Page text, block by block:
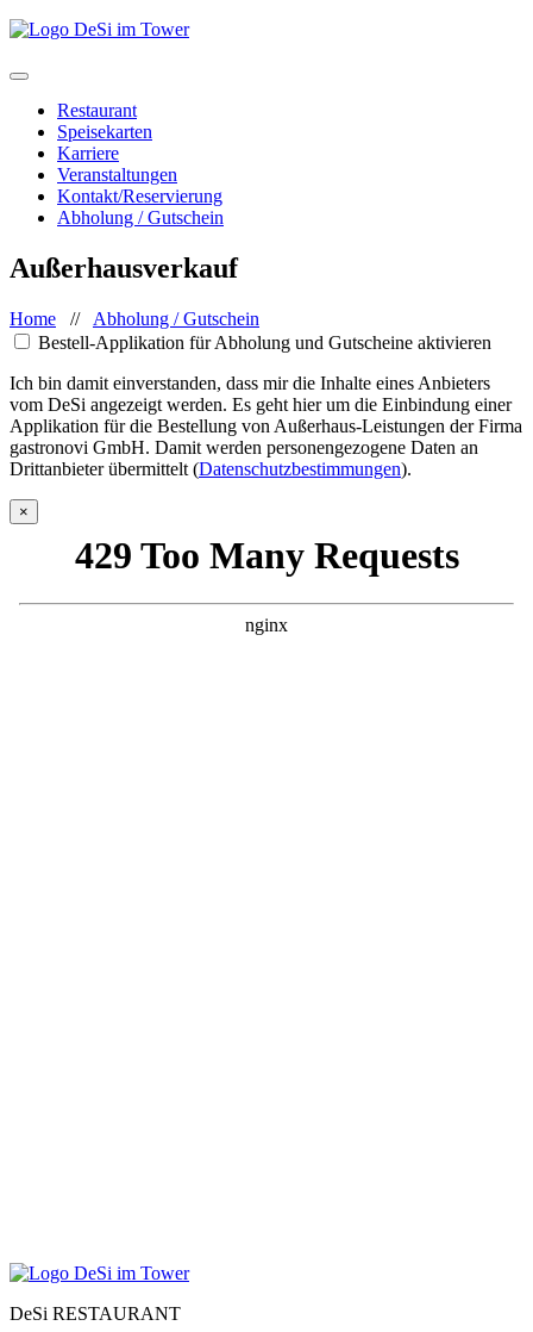
Restaurant
Speisekarten
Karriere
Veranstaltungen
Kontakt/Reservierung
Abholung / Gutschein
Außerhausverkauf
Home // Abholung / Gutschein
Bestell-Applikation für Abholung und Gutscheine aktivieren
Ich bin damit einverstanden, dass mir die Inhalte eines Anbieters
vom DeSi angezeigt werden. Es geht hier um die Einbindung einer
Applikation für die Bestellung von Außerhaus-Leistungen der Firma
gastronovi GmbH. Damit werden personengezogene Daten an
Drittanbieter übermittelt (Datenschutzbestimmungen).
×
DeSi RESTAURANT